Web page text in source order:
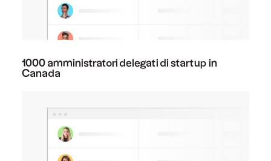
1000 amministratori delegati di startup in
Canada